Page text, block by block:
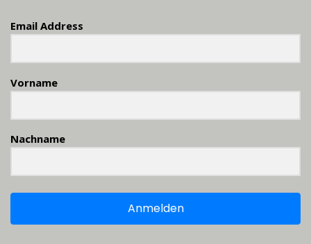
Email Address
Vorname
Nachname
Anmelden